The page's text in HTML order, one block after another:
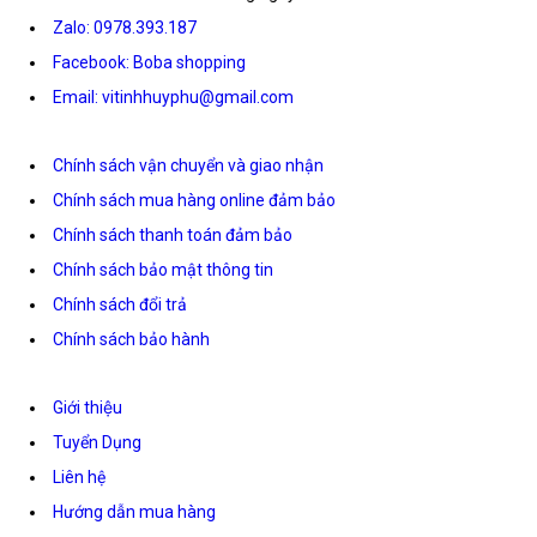
Zalo: 0978.393.187
Facebook: Boba shopping
Email: vitinhhuyphu@gmail.com
Chính sách vận chuyển và giao nhận
Chính sách mua hàng online đảm bảo
Chính sách thanh toán đảm bảo
Chính sách bảo mật thông tin
Chính sách đổi trả
Chính sách bảo hành
Giới thiệu
Tuyển Dụng
Liên hệ
Hướng dẫn mua hàng